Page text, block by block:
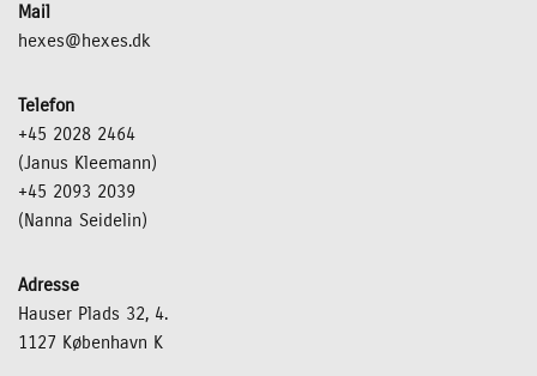
Mail
hexes@hexes.dk
Telefon
+45 2028 2464
(Janus Kleemann)
+45 2093 2039
(Nanna Seidelin)
Adresse
Hauser Plads 32, 4.
1127 København K